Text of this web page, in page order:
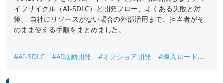
イフサイクル（AI-SDLC）と開発フロー、よくある失敗と対
策、 自社にリソースがない場合の外部活用まで、担当者がそ
のまま使える手順をまとめました。
#AI-SDLC #AI駆動開発 #オフショア開発
#導入ロードマ